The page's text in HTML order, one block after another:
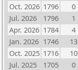
Oct. 2026 1796 0
Jul. 2026
1796 1
Apr. 2026 1784 4
Jan. 2026 1746 13
Oct. 2025 1716 10
Jul. 2025
1705 0